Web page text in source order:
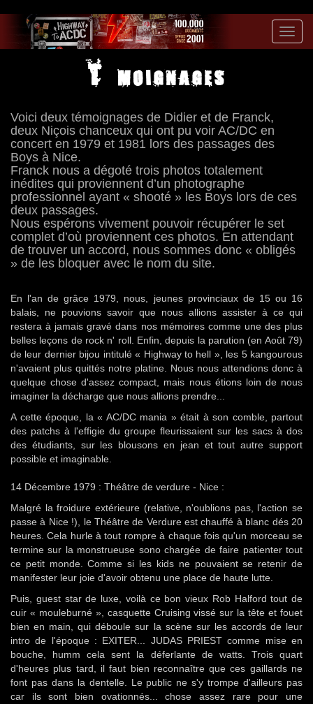
Témoignages
Voici deux témoignages de Didier et de Franck,
deux Niçois chanceux qui ont pu voir AC/DC en
concert en 1979 et 1981 lors des passages des
Boys à Nice.
Franck nous a dégoté trois photos totalement
inédites qui proviennent d’un photographe
professionnel ayant « shooté » les Boys lors de ces
deux passages.
Nous espérons vivement pouvoir récupérer le set
complet d’où proviennent ces photos. En attendant
de trouver un accord, nous sommes donc « obligés
» de les bloquer avec le nom du site.
En l'an de grâce 1979, nous, jeunes provinciaux de 15 ou 16
balais, ne pouvions savoir que nous allions assister à ce qui
restera à jamais gravé dans nos mémoires comme une des plus
belles leçons de rock n' roll. Enfin, depuis la parution (en Août 79)
de leur dernier bijou intitulé « Highway to hell », les 5 kangourous
n'avaient plus quittés notre platine. Nous nous attendions donc à
quelque chose d'assez compact, mais nous étions loin de nous
imaginer la décharge que nous allions prendre...
A cette époque, la « AC/DC mania » était à son comble, partout
des patchs à l'effigie du groupe fleurissaient sur les sacs à dos
des étudiants, sur les blousons en jean et tout autre support
possible et imaginable.
14 Décembre 1979 : Théâtre de verdure - Nice :
Malgré la froidure extérieure (relative, n'oublions pas, l'action se
passe à Nice !), le Théâtre de Verdure est chauffé à blanc dés 20
heures. Cela hurle à tout rompre à chaque fois qu'un morceau se
termine sur la monstrueuse sono chargée de faire patienter tout
ce petit monde. Comme si les kids ne pouvaient se retenir de
manifester leur joie d'avoir obtenu une place de haute lutte.
Puis, guest star de luxe, voilà ce bon vieux Rob Halford tout de
cuir « mouleburné », casquette Cruising vissé sur la tête et fouet
bien en main, qui déboule sur la scène sur les accords de leur
intro de l'époque : EXITER... JUDAS PRIEST comme mise en
bouche, humm cela sent la déferlante de watts. Trois quart
d'heures plus tard, il faut bien reconnaître que ces gaillards ne
font pas dans la dentelle. Le public ne s'y trompe d'ailleurs pas
car ils sont bien ovationnés... chose assez rare pour une